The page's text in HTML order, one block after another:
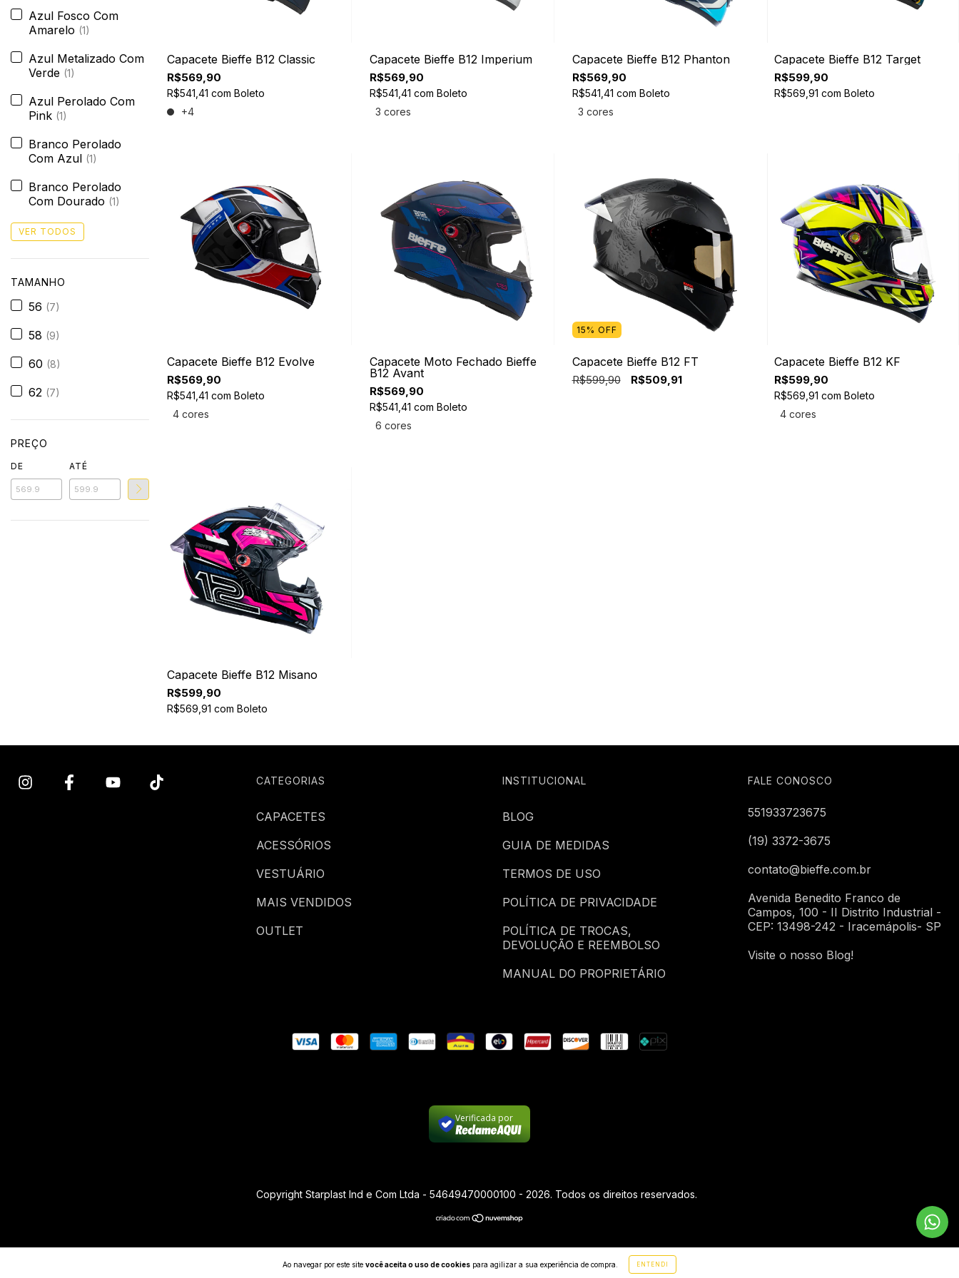
Ao navegar por este site você aceita o uso de cookies para agilizar a sua experiência de compra. ENTENDI
Azul Fosco Com
Amarelo (1)
Azul Metalizado Com
Verde (1)
Azul Perolado Com
Pink (1)
Branco Perolado
Com Azul (1)
Branco Perolado
Com Dourado (1)
VER TODOS
TAMANHO
56 (7)
58 (9)
60 (8)
62 (7)
PREÇO
DE ATÉ
Capacete Bieffe B12 Classic
R$569,90
R$541,41 com Boleto
+4
Capacete Bieffe B12 Imperium
R$569,90
R$541,41 com Boleto
3 cores
Capacete Bieffe B12 Phanton
R$569,90
R$541,41 com Boleto
3 cores
Capacete Bieffe B12 Target
R$599,90
R$569,91com Boleto
Capacete Bieffe B12 Evolve
R$569,90
R$541,41 com Boleto
4 cores
Capacete Moto Fechado Bieffe
B12 Avant
R$569,90
R$541,41 com Boleto
6 cores
15% OFF
Capacete Bieffe B12 FT
R$599,90 R$509,91
Capacete Bieffe B12 KF
R$599,90
R$569,91com Boleto
4 cores
Capacete Bieffe B12 Misano
R$599,90
R$569,91 com Boleto
CATEGORIAS
CAPACETES
ACESSÓRIOS
VESTUÁRIO
MAIS VENDIDOS
OUTLET
INSTITUCIONAL
BLOG
GUIA DE MEDIDAS
TERMOS DE USO
POLÍTICA DE PRIVACIDADE
POLÍTICA DE TROCAS,
DEVOLUÇÃO E REEMBOLSO
MANUAL DO PROPRIETÁRIO
FALE CONOSCO
551933723675
(19) 3372-3675
contato@bieffe.com.br
Avenida Benedito Franco de
Campos, 100 - II Distrito Industrial -
CEP: 13498-242 - Iracemápolis- SP
Visite o nosso Blog!
Verificada por
Copyright Starplast Ind e Com Ltda - 54649470000100 - 2026. Todos os direitos reservados.